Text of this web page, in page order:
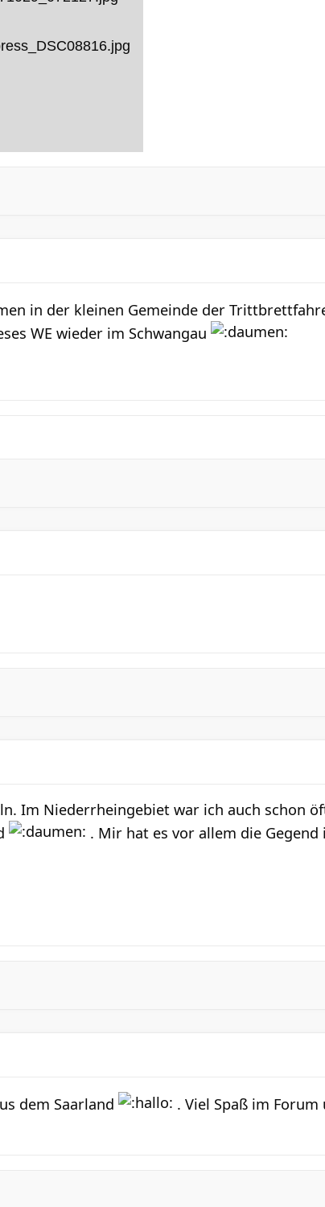
in der kleinen Gemeinde der
WE wieder im Schwangau
Im Niederrheingebiet war ich auch schon
. Mir hat es vor allem die Gegend
dem Saarland . Viel Spaß im